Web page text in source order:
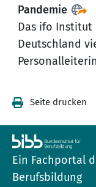
Pandemie
Das ifo Institut
Deutschland
Seite drucken
Ein Fachportal
Berufsbildung